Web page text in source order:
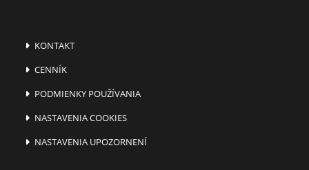
KONTAKT
CENNÍK
PODMIENKY POUŽÍVANIA
NASTAVENIA COOKIES
NASTAVENIA UPOZORNENÍ